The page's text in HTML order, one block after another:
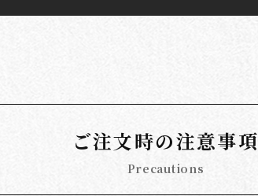
ご注文時の注意事項
Precautions